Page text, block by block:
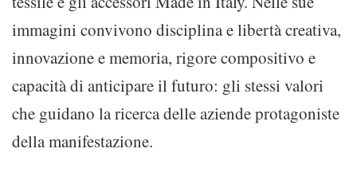
immagini convivono disciplina e libertà creativa,
innovazione e memoria, rigore compositivo e
capacità di anticipare il futuro: gli stessi valori
che guidano la ricerca delle aziende protagoniste
della manifestazione.